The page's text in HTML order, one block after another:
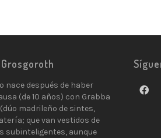
nace después de haber
(de 10 años) con Grabba
madrileño de sintes,
que van vestidos de
subinteligentes, aunque